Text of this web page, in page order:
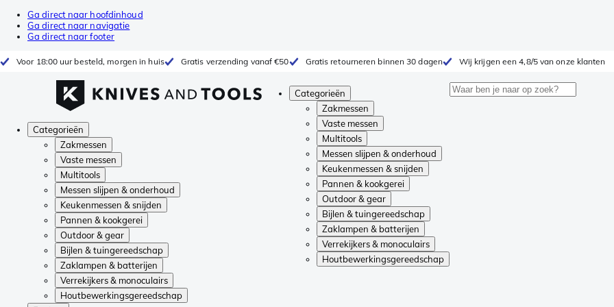
Ga direct naar hoofdinhoud
Ga direct naar navigatie
Ga direct naar footer
Voor 18:00 uur besteld, morgen in huis Gratis verzending vanaf €50 Gratis retourneren binnen 30 dagen Wij krijgen een 4,8/5 van onze klanten
Categorieën
Zakmessen
Vaste messen
Multitools
Messen slijpen & onderhoud
Keukenmessen & snijden
Pannen & kookgerei
Outdoor & gear
Bijlen & tuingereedschap
Zaklampen & batterijen
Verrekijkers & monoculairs
Houtbewerkingsgereedschap
Categorieën
Zakmessen
Vaste messen
Multitools
Messen slijpen & onderhoud
Keukenmessen & snijden
Pannen & kookgerei
Outdoor & gear
Bijlen & tuingereedschap
Zaklampen & batterijen
Verrekijkers & monoculairs
Houtbewerkingsgereedschap